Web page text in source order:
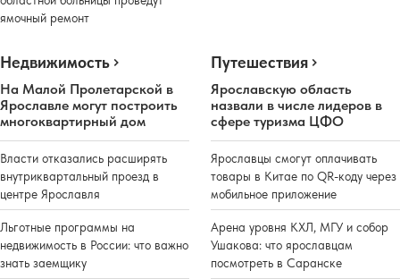
ямочный ремонт
Недвижимость
На Малой Пролетарской в
Ярославле могут построить
многоквартирный дом
Власти отказались расширять
внутриквартальный проезд в
центре Ярославля
Льготные программы на
недвижимость в России: что важно
знать заемщику
Путешествия
Ярославскую область
назвали в числе лидеров в
сфере туризма ЦФО
Ярославцы смогут оплачивать
товары в Китае по QR-коду через
мобильное приложение
Арена уровня КХЛ, МГУ и собор
Ушакова: что ярославцам
посмотреть в Саранске